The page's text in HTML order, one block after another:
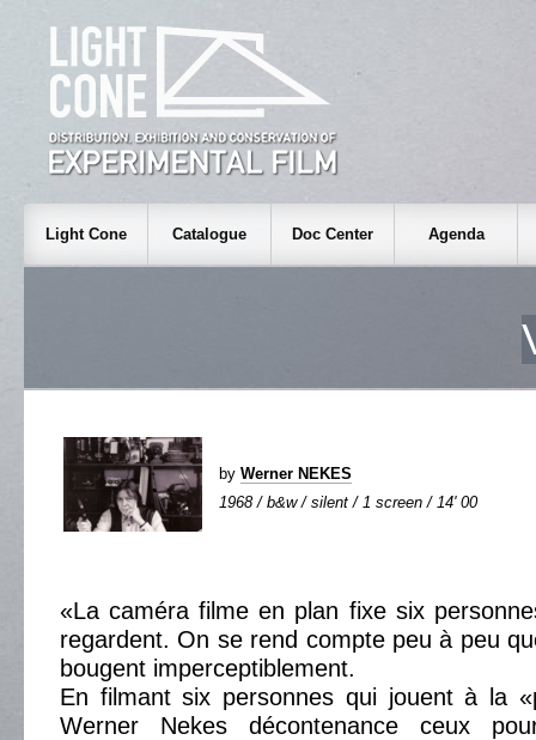
Light Cone Catalogue Doc Center Agenda
by Werner NEKES
1968 / b&w / silent / 1 screen / 14' 00
«La caméra filme en plan fixe six
regardent. On se rend compte peu à peu
bougent imperceptiblement.
En filmant six personnes qui jouent à la
Werner Nekes décontenance ceux